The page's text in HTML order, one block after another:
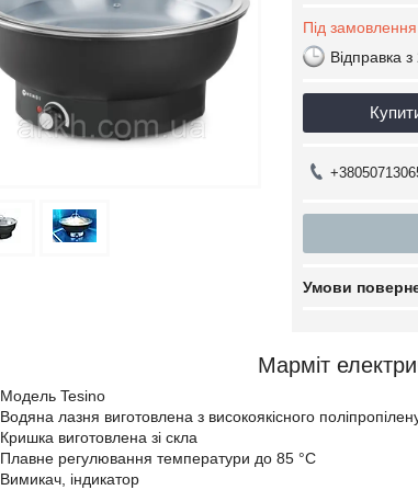
Під замовлення
Відправка
Марміт
Модель Tesino
Водяна лазня виготовлена з високоякісного
Кришка виготовлена зі скла
Плавне регулювання температури до 85 °C
Вимикач, індикатор